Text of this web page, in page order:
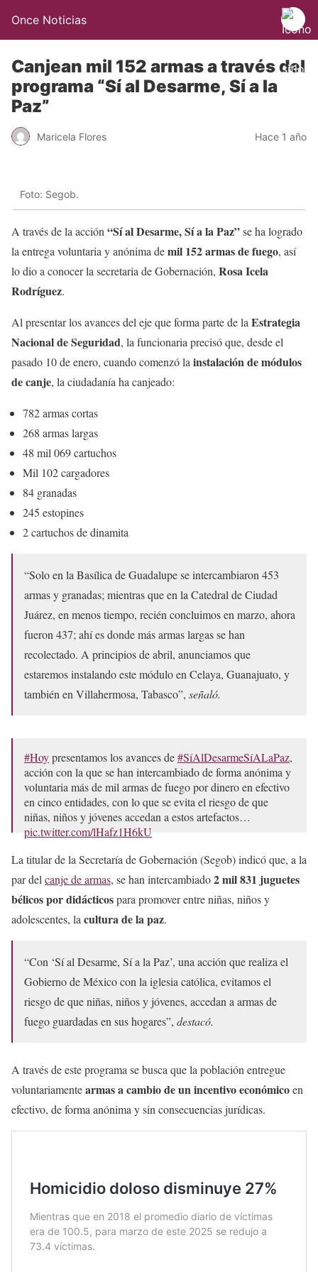
Once Noticias
Canjean mil 152 armas a través del
programa “Sí al Desarme, Sí a la
Paz”
Maricela Flores Hace 1 año
Foto: Segob.
A través de la acción “Sí al Desarme, Sí a la Paz”se ha logrado
la entrega voluntaria y anónima demil 152 armas de fuego, así
lo dio a conocer la secretaria de Gobernación, Rosa Icela
Rodríguez.
Al presentar los avances del eje que forma parte de la Estrategia
Nacional de Seguridad, la funcionaria precisó que, desde el
pasado 10 de enero, cuando comenzó la instalación de módulos
de canje, la ciudadanía ha canjeado:
782 armas cortas
268 armas largas
48 mil 069 cartuchos
Mil 102 cargadores
84 granadas
245 estopines
2 cartuchos de dinamita
“Solo en la Basílica de Guadalupe se intercambiaron 453
armas y granadas; mientras que en la Catedral de Ciudad
Juárez, en menos tiempo, recién concluimos en marzo, ahora
fueron 437; ahí es donde más armas largas se han
recolectado. A principios de abril, anunciamos que
estaremos instalando este módulo en Celaya, Guanajuato, y
también en Villahermosa, Tabasco”, señaló.
#Hoypresentamos los avances de#SíAlDesarmeSíALaPaz,
acción con la que se han intercambiado de forma anónima y
voluntaria más de mil armas de fuego por dinero en efectivo
en cinco entidades, con lo que se evita el riesgo de que
niñas, niños y jóvenes accedan a estos artefactos…
pic.twitter.com/lHafz1H6kU
— Rosa Icela Rodríguez Velázquez (@rosaicela_)March
25, 2025
La titular de la Secretaría de Gobernación (Segob) indicó que, a la
par del canje de armas, se han intercambiado2 mil 831 juguetes
bélicos por didácticospara promover entre niñas, niños y
adolescentes, la cultura de la paz.
“Con ‘Sí al Desarme, Sí a la Paz’, una acción que realiza el
Gobierno de México con la iglesia católica, evitamos el
riesgo de que niñas, niños y jóvenes, accedan a armas de
fuego guardadas en sus hogares”, destacó.
A través de este programa se busca que la población entregue
voluntariamentearmas a cambio de un incentivo económicoen
efectivo, de forma anónima y sin consecuencias jurídicas.